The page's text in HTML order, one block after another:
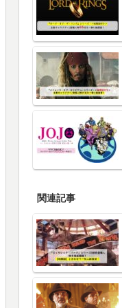
関連記事